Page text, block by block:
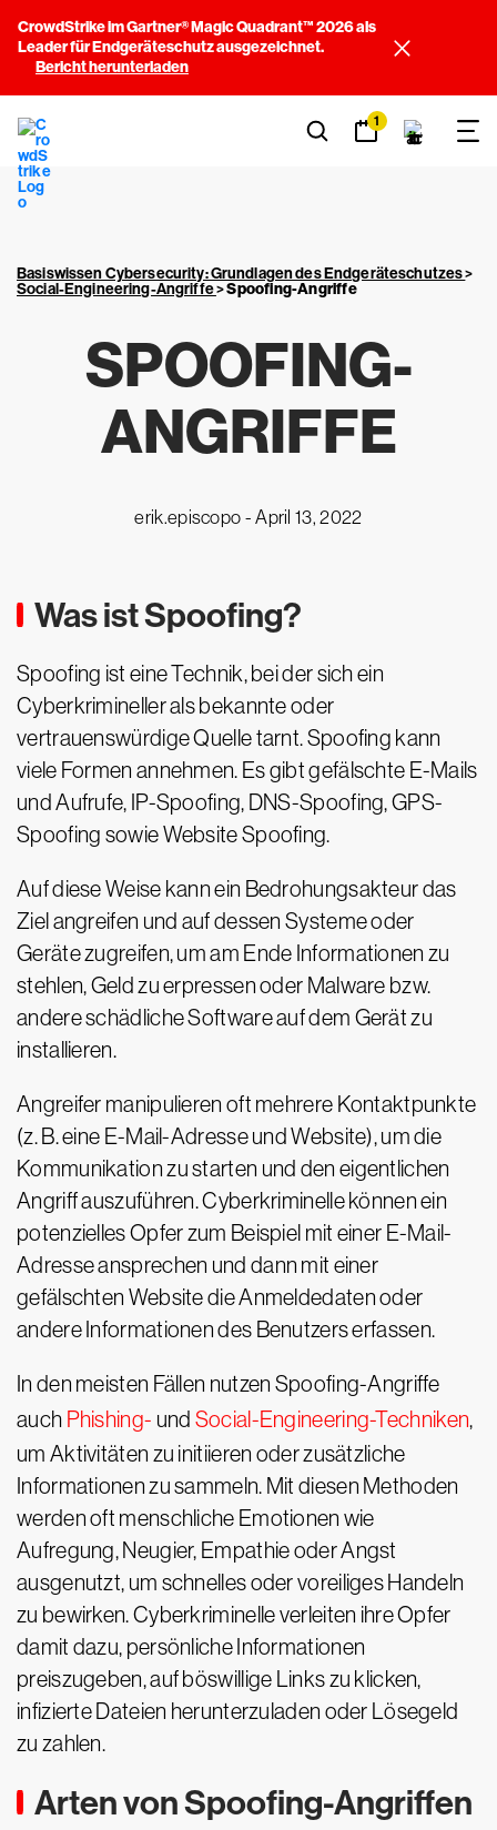
CrowdStrike im Gartner® Magic Quadrant™ 2026 als
Leader für Endgeräteschutz ausgezeichnet.
Bericht herunterladen
1
Basiswissen Cybersecurity: Grundlagen des Endgeräteschutzes>
Social-Engineering-Angriffe>Spoofing-Angriffe
SPOOFING-
ANGRIFFE
erik.episcopo -April 13, 2022
Was ist Spoofing?
Spoofing ist eine Technik, bei der sich ein
Cyberkrimineller als bekannte oder
vertrauenswürdige Quelle tarnt. Spoofing kann
viele Formen annehmen. Es gibt gefälschte E-Mails
und Aufrufe, IP-Spoofing, DNS-Spoofing, GPS-
Spoofing sowie Website Spoofing.
Auf diese Weise kann ein Bedrohungsakteur das
Ziel angreifen und auf dessen Systeme oder
Geräte zugreifen, um am Ende Informationen zu
stehlen, Geld zu erpressen oder Malware bzw.
andere schädliche Software auf dem Gerät zu
installieren.
Angreifer manipulieren oft mehrere Kontaktpunkte
(z. B. eine E-Mail-Adresse und Website), um die
Kommunikation zu starten und den eigentlichen
Angriff auszuführen. Cyberkriminelle können ein
potenzielles Opfer zum Beispiel mit einer E-Mail-
Adresse ansprechen und dann mit einer
gefälschten Website die Anmeldedaten oder
andere Informationen des Benutzers erfassen.
In den meisten Fällen nutzen Spoofing-Angriffe
auch Phishing- und Social-Engineering-Techniken,
um Aktivitäten zu initiieren oder zusätzliche
Informationen zu sammeln. Mit diesen Methoden
werden oft menschliche Emotionen wie
Aufregung, Neugier, Empathie oder Angst
ausgenutzt, um schnelles oder voreiliges Handeln
zu bewirken. Cyberkriminelle verleiten ihre Opfer
damit dazu, persönliche Informationen
preiszugeben, auf böswillige Links zu klicken,
infizierte Dateien herunterzuladen oder Lösegeld
zu zahlen.
Arten von Spoofing-Angriffen